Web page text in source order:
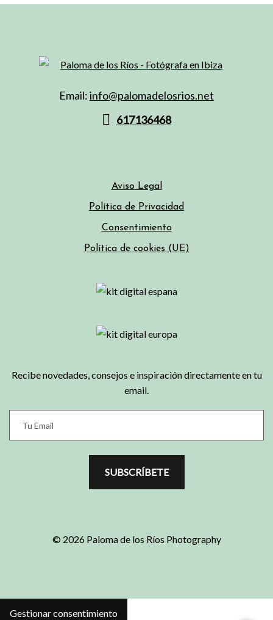
Email:info@palomadelosrios.net
617136468
Aviso Legal
Política de Privacidad
Consentimiento
Política de cookies (UE)
Recibe novedades, consejos e inspiración directamente en tu
email.
SUBSCRÍBETE
© 2026 Paloma de los Ríos Photography
Gestionar consentimiento